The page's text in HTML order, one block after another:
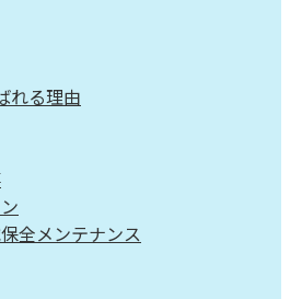
れる理由
全メンテナンス